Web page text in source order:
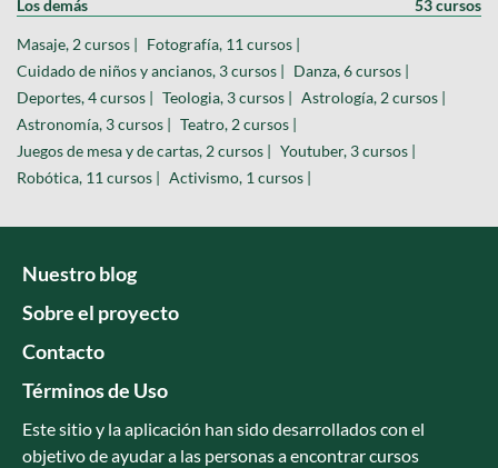
Los demás 53 cursos
Masaje, 2 cursos | Fotografía, 11 cursos |
Cuidado de niños y ancianos, 3 cursos | Danza, 6 cursos |
Deportes, 4 cursos | Teologia, 3 cursos | Astrología, 2 cursos |
Astronomía, 3 cursos | Teatro, 2 cursos |
Juegos de mesa y de cartas, 2 cursos | Youtuber, 3 cursos |
Robótica, 11 cursos | Activismo, 1 cursos |
Nuestro blog
Sobre el proyecto
Contacto
Términos de Uso
Este sitio y la aplicación han sido desarrollados con el
objetivo de ayudar a las personas a encontrar cursos